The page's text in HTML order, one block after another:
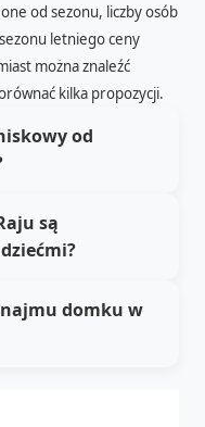
od sezonu, liczby osób
letniego ceny
można znaleźć
kilka propozycji.
od
są
domku w